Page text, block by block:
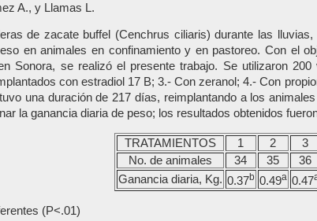
A., y Llamas L.
de zacate buffel (Cenchrus ciliaris) durante las
en animales en confinamiento y en pastoreo. Con el
Sonora, se realizó el presente trabajo. Se utilizaron
con estradiol 17 B; 3.- Con zeranol; 4.- Con
una duración de 217 días, reimplantando a los
la ganancia diaria de peso; los resultados obtenidos
TRATAMIENTOS 1 2 3
No. de animales
34 35 36
Ganancia diaria, Kg. 0.37b 0.49a 0.47
(P<.01)